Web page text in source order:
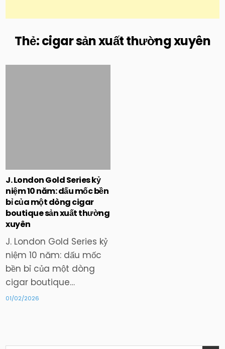
Thẻ:cigar sản xuất thường xuyên
J. London Gold Series kỷ
niệm 10 năm: dấu mốc bền
bỉ của một dòng cigar
boutique sản xuất thường
xuyên
J. London Gold Series kỷ
niệm 10 năm: dấu mốc
bền bỉ của một dòng
cigar boutique…
01/02/2026